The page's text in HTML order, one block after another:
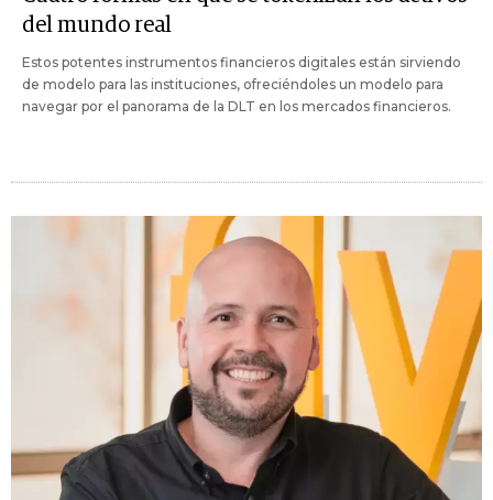
del mundo real
Estos potentes instrumentos financieros digitales están sirviendo
de modelo para las instituciones, ofreciéndoles un modelo para
navegar por el panorama de la DLT en los mercados financieros.